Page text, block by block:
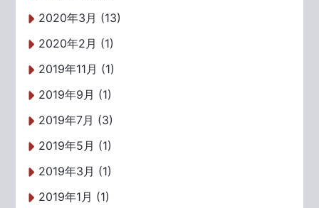
2020年3月 (13)
2020年2月 (1)
2019年11月 (1)
2019年9月 (1)
2019年7月 (3)
2019年5月 (1)
2019年3月 (1)
2019年1月 (1)